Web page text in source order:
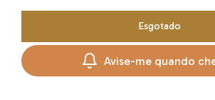
Avise-me quando